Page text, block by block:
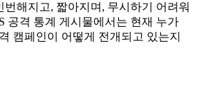
번해지고, 짧아지며, 무시하기 어려워
공격 통계 게시물에서는 현재 누가
캠페인이 어떻게 전개되고 있는지